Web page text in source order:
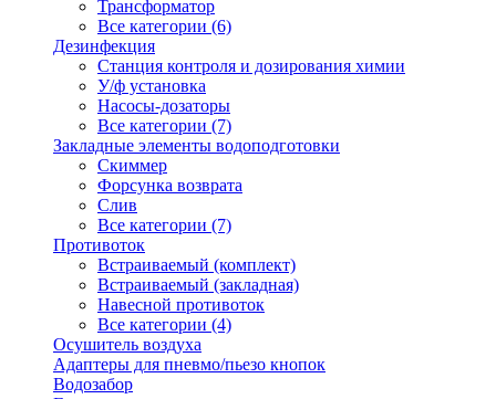
Трансформатор
Все категории (6)
Дезинфекция
Станция контроля и дозирования химии
У/ф установка
Насосы-дозаторы
Все категории (7)
Закладные элементы водоподготовки
Скиммер
Форсунка возврата
Слив
Все категории (7)
Противоток
Встраиваемый (комплект)
Встраиваемый (закладная)
Навесной противоток
Все категории (4)
Осушитель воздуха
Адаптеры для пневмо/пьезо кнопок
Водозабор